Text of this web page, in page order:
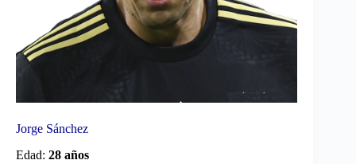
Jorge Sánchez
Edad: 28 años